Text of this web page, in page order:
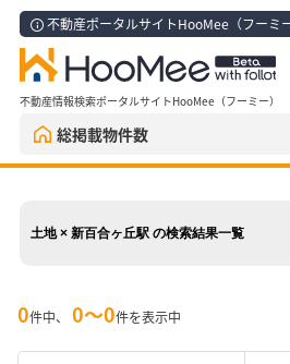
不動産ポータルサイトHooMee（フーミー
不動産情報検索ポータルサイトHooMee（フーミー）
総掲載物件数
土地 × 新百合ヶ丘駅 の検索結果一覧
0件中、 0〜0件を表示中